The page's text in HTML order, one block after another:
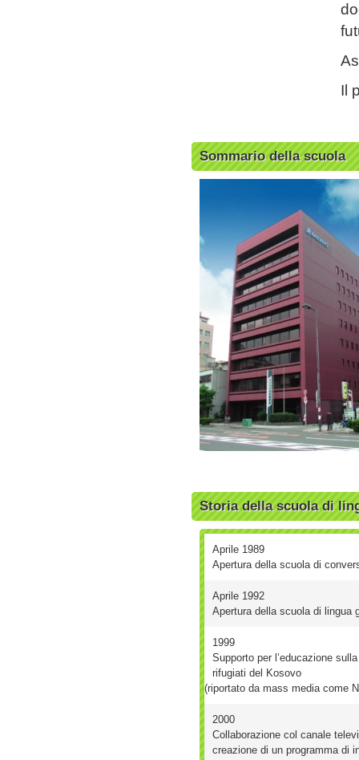
Il
Sommario della scuola
Storia della scuola di
Aprile 1989
Apertura della scuola di
Aprile 1992
Apertura della scuola di lingua
1999
Supporto per l’educazione
rifugiati del Kosovo
(riportato da mass media come
2000
Collaborazione col canale
creazione di un programma di